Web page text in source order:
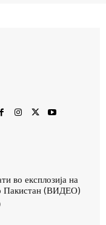
во експлозија на
Пакистан (ВИДЕО)